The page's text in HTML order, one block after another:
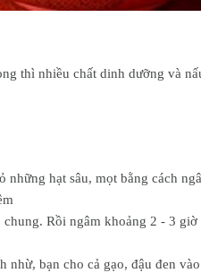
thì nhiều chất dinh dưỡng và
những hạt sâu, mọt bằng cách
Rồi ngâm khoảng 2 - 3
nhừ, bạn cho cả gạo, đậu đen